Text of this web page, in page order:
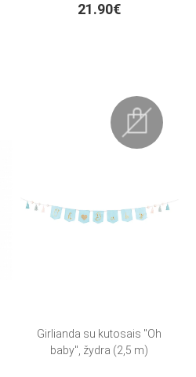
21.90€
Girlianda su kutosais "Oh
baby", žydra (2,5 m)